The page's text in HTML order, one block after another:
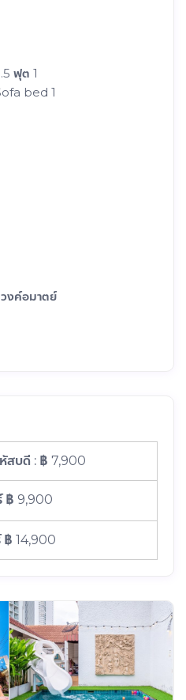
ฟุต 1
bed 1
งค์อมาตย์
สบดี :฿ 7,900
฿ 9,900
฿ 14,900